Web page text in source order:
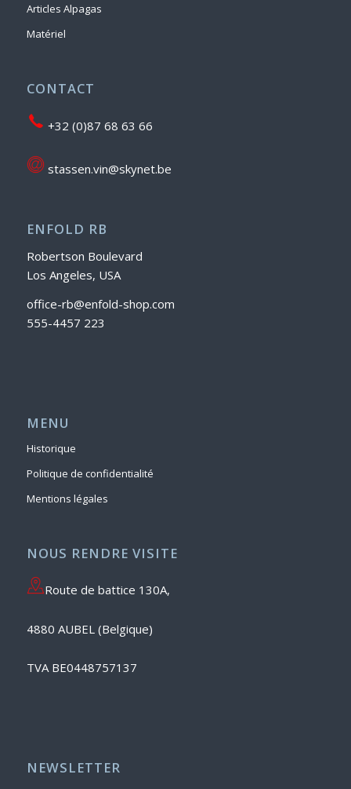
Articles Alpagas
Matériel
CONTACT
+32 (0)87 68 63 66
stassen.vin@skynet.be
ENFOLD RB
Robertson Boulevard
Los Angeles, USA
office-rb@enfold-shop.com
555-4457 223
MENU
Historique
Politique de confidentialité
Mentions légales
NOUS RENDRE VISITE
Route de battice 130A,
4880 AUBEL (Belgique)
TVA BE0448757137
NEWSLETTER